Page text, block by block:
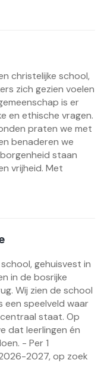
christelijke school,
zich gezien voelen
is er
en ethische vragen.
praten we met
benaderen we
staan
vrijheid. Met
gehuisvest in
in de bosrijke
Wij zien de school
een speelveld waar
staat. Op
dat leerlingen én
- Per 1
2027, op zoek